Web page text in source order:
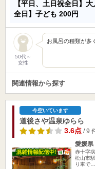
【平日、土日祝全日】大
全日】子ども 200円
50代～
女性
お風呂の種類が多
関連情報から探す
今空いています
道後さや温泉ゆらら
3.6点/ 9
愛媛県
赤十字
松山市
り車で…